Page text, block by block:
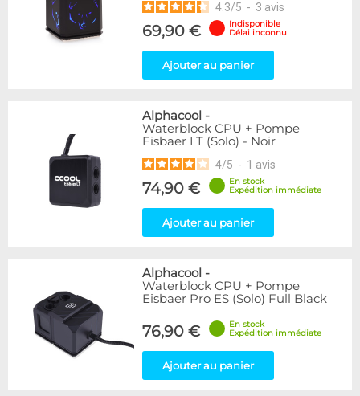
4.3/5 - 3 avis
69,90 €
Indisponible
Délai inconnu
Ajouter au panier
Alphacool -
Waterblock CPU + Pompe
Eisbaer LT (Solo) - Noir
4/5 - 1 avis
74,90 €
En stock
Expédition immédiate
Ajouter au panier
Alphacool -
Waterblock CPU + Pompe
Eisbaer Pro ES (Solo) Full Black
76,90 €
En stock
Expédition immédiate
Ajouter au panier